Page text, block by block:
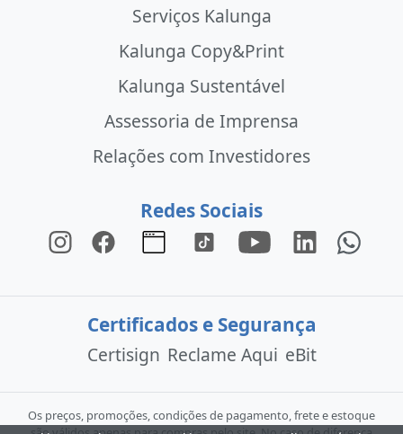
Serviços Kalunga
Kalunga Copy&Print
Kalunga Sustentável
Assessoria de Imprensa
Relações com Investidores
Redes Sociais
Certificados e Segurança
Certisign Reclame Aqui eBit
Os preços, promoções, condições de pagamento, frete e estoque